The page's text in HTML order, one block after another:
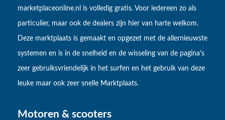
marketplaceonline.nl is volledig gratis. Voor iedereen zo als
particulier, maar ook de dealers zijn hier van harte welkom.
Deze marktplaats is gemaakt en opgezet met de allernieuwste
systemen en is in de snelheid en de wisseling van de pagina's
zeer gebruiksvriendelijk in het surfen en het gebruik van deze
leuke maar ook zeer snelle Marktplaats.
Motoren & scooters